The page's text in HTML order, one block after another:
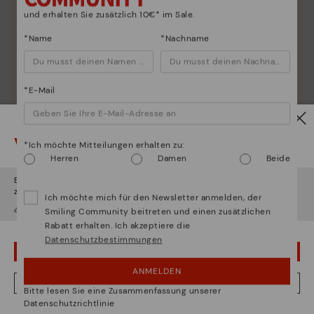
Schuhpflege
Entdecken sie mehr
Wir geben Ihnen Tipps, wie Sie Ihre Pikolinos optimal
Vorsicht!
Es scheint, dass Sie sich in
zugreifen werden.
¿Möchten Sie auf die Website vonUsagehen?
NEIN, ICH MÖCHTE DIE WEBSITE VON DEUTSCHLAND BESUCHEN
und erhalten Sie zusätzlich 10€* im Sale.
*Name *Nachname
*E-Mail
*Ich möchte Mitteilungen erhalten zu:
Herren
Damen Beide
Ich möchte mich für den Newsletter anmelden, der
Smiling Community beitreten und einen zusätzlichen
Rabatt erhalten. Ich akzeptiere die
Datenschutzbestimmungen
ANMELDEN
Bitte lesen Sie eine Zusammenfassung unserer
Datenschutzrichtlinie